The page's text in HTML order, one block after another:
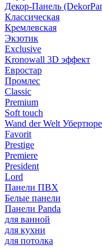
Декор-Панель
Классическая
Кремлевская
Экзотик
Exclusive
Kronowall 3D эффект
Евростар
Промлес
Classic
Premium
Soft touch
Wand der Welt Убертюре
Favorit
Prestige
Premiere
President
Lord
Панели ПВХ
Белые панели
Панели Panda
для ванной
для кухни
для потолка